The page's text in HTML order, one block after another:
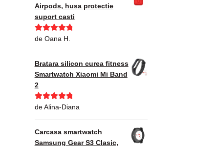
Airpods, husa protectie
suport casti
Evaluat la5
de Oana H.
Bratara silicon curea fitness
Smartwatch Xiaomi Mi Band
2
Evaluat la5
de Alina-Diana
Carcasa smartwatch
Samsung Gear S3 Clasic,